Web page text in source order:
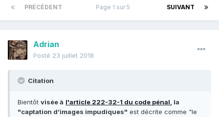
PRÉCÉDENT SUIVANT
Page 1 sur 5
Adrian
Posté 23 juillet 2018
Citation
Bientôt visée à l'article 222-32-1 du code pénal, la
"captation d’images impudiques" est décrite comme "le